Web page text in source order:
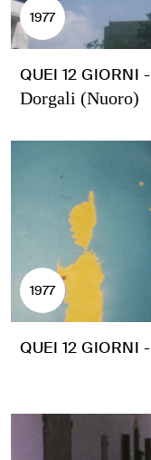
1977
QUEI 12 GIORNI
Dorgali (Nuoro)
1977
QUEI 12 GIORNI